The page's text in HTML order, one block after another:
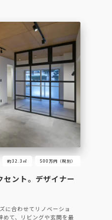
約32.3㎡ 500万円（税別）
ント。デザイナー
に合わせてリノベーショ
めて、リビングや玄関を最